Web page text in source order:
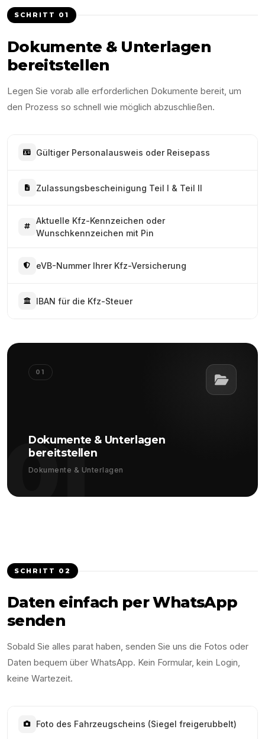
SCHRITT 01
Dokumente & Unterlagen
bereitstellen
Legen Sie vorab alle erforderlichen Dokumente bereit, um
den Prozess so schnell wie möglich abzuschließen.
Gültiger Personalausweis oder Reisepass
Zulassungsbescheinigung Teil I & Teil II
Aktuelle Kfz-Kennzeichen oder
Wunschkennzeichen mit Pin
eVB-Nummer Ihrer Kfz-Versicherung
IBAN für die Kfz-Steuer
01
01
Dokumente & Unterlagen
bereitstellen
Dokumente & Unterlagen
SCHRITT 02
Daten einfach per WhatsApp
senden
Sobald Sie alles parat haben, senden Sie uns die Fotos oder
Daten bequem über WhatsApp. Kein Formular, kein Login,
keine Wartezeit.
Foto des Fahrzeugscheins (Siegel freigerubbelt)